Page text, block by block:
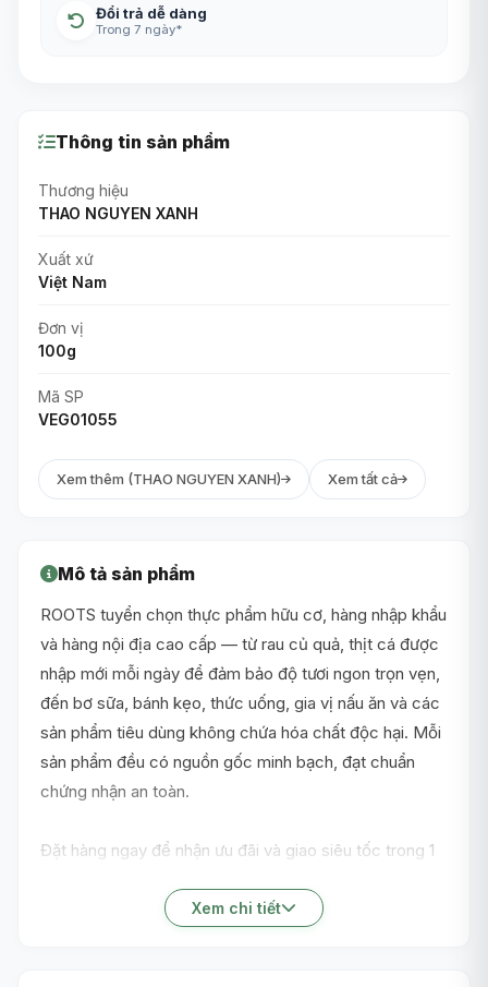
Đổi trả dễ dàng
Trong 7 ngày*
Thông tin sản phẩm
Thương hiệu
THAO NGUYEN XANH
Xuất xứ
Việt Nam
Đơn vị
100g
Mã SP
VEG01055
Xem thêm (THAO NGUYEN XANH) Xem tất cả
Mô tả sản phẩm
ROOTS tuyển chọn thực phẩm hữu cơ, hàng nhập khẩu
và hàng nội địa cao cấp — từ rau củ quả, thịt cá được
nhập mới mỗi ngày để đảm bảo độ tươi ngon trọn vẹn,
đến bơ sữa, bánh kẹo, thức uống, gia vị nấu ăn và các
sản phẩm tiêu dùng không chứa hóa chất độc hại. Mỗi
sản phẩm đều có nguồn gốc minh bạch, đạt chuẩn
chứng nhận an toàn.
Đặt hàng ngay để nhận ưu đãi và giao siêu tốc trong 1
Xem chi tiết